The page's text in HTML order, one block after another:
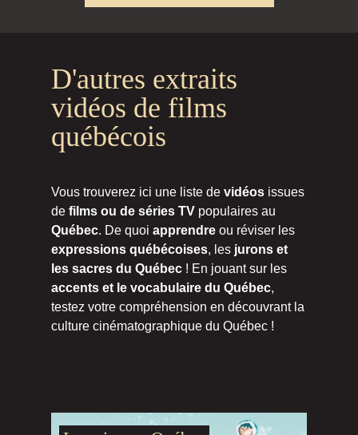
D'autres extraits
vidéos de films
québécois
Vous trouverez ici une liste de vidéos issues
de films ou de séries TV populaires au
Québec. De quoi apprendre ou réviser les
expressions québécoises, les jurons et
les sacres du Québec ! En jouant sur les
accents et le vocabulaire du Québec,
testez votre compréhension en découvrant la
culture cinématographique du Québec !